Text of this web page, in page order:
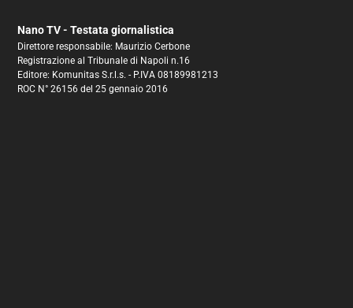
Nano TV - Testata giornalistica
Direttore responsabile: Maurizio Cerbone
Registrazione al Tribunale di Napoli n.16
Editore: Komunitas S.r.l.s. - P.IVA 08189981213
ROC N° 26156 del 25 gennaio 2016